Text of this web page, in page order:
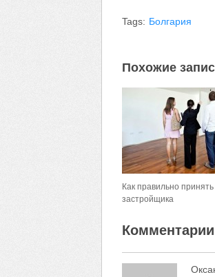
Tags: Болгария
Похожие
Как правильно принять
застройщика
Комментарии